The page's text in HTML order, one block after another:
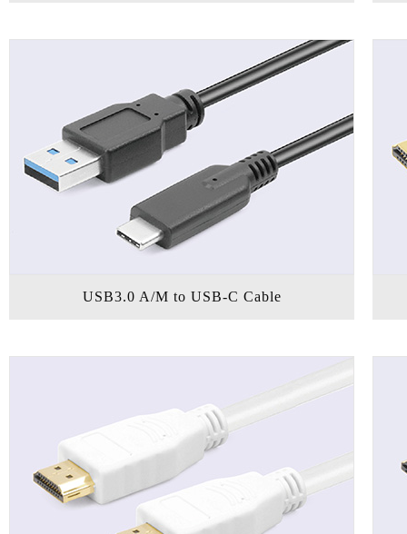
USB3.0 A/M to USB-C Cable